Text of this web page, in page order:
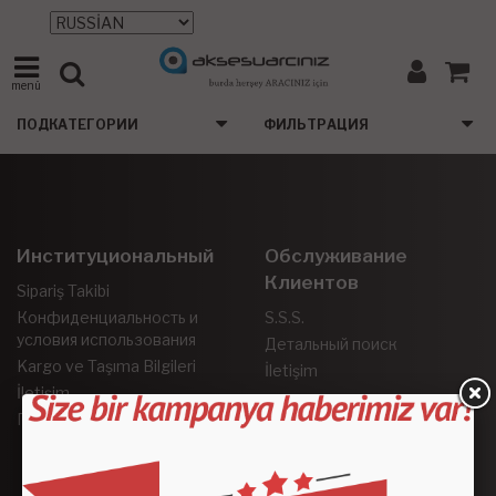
menü
ПОДКАТЕГОРИИ ФИЛЬТРАЦИЯ
Институциональный
Sipariş Takibi
Конфиденциальность и
условия использования
Kargo ve Taşıma Bilgileri
İletişim
Гарантия и возврат
Обслуживание
Клиентов
S.S.S.
Детальный поиск
İletişim
Социальные Сети